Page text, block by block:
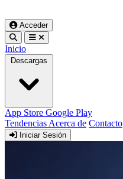
Acceder
Inicio
Descargas
App Store Google Play
Tendencias Acerca de Contacto
Iniciar Sesión